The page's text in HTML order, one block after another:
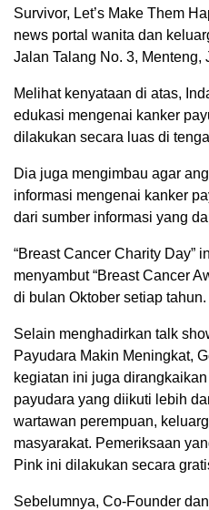
Survivor, Let’s Make Them
news portal wanita dan
Jalan Talang No. 3, Menteng,
Melihat kenyataan di atas,
edukasi mengenai kanker
dilakukan secara luas di
Dia juga mengimbau agar
informasi mengenai kanker
dari sumber informasi yang
“Breast Cancer Charity Day”
menyambut “Breast Cancer
di bulan Oktober setiap tahun.
Selain menghadirkan talk
Payudara Makin Meningkat,
kegiatan ini juga
payudara yang diikuti lebih
wartawan perempuan,
masyarakat. Pemeriksaan
Pink ini dilakukan secara
Sebelumnya, Co-Founder